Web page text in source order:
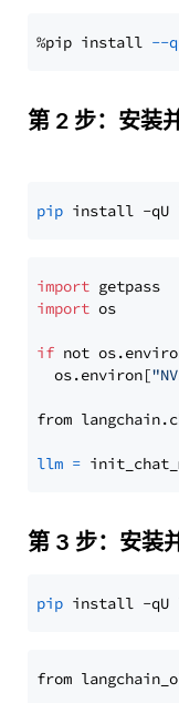
%pip install --
第 2 步：安装
pip install -qU
import
import os
if not
  os.environ[
from
llm =
第 3 步：安装
pip
from